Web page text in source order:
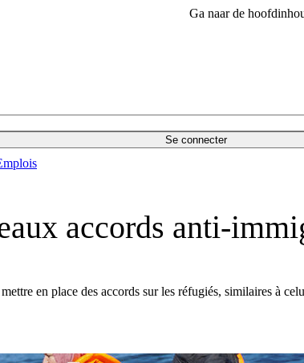
Ga naar de
Se connecter
accords anti-
en place des accords sur les réfugiés, similaires à